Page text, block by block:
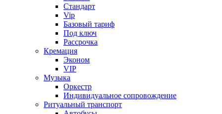
Стандарт
Vip
Базовый тариф
Под ключ
Рассрочка
Кремация
Эконом
VIP
Музыка
Оркестр
Индивидуальное сопровождение
Ритуальный транспорт